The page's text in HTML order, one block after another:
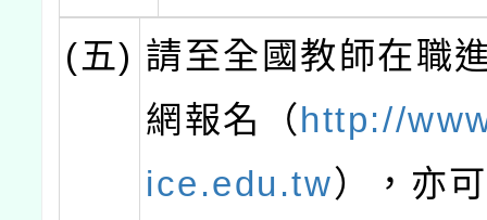
(五) 請至全國教師在職
網報名（http://
ice.edu.tw），亦